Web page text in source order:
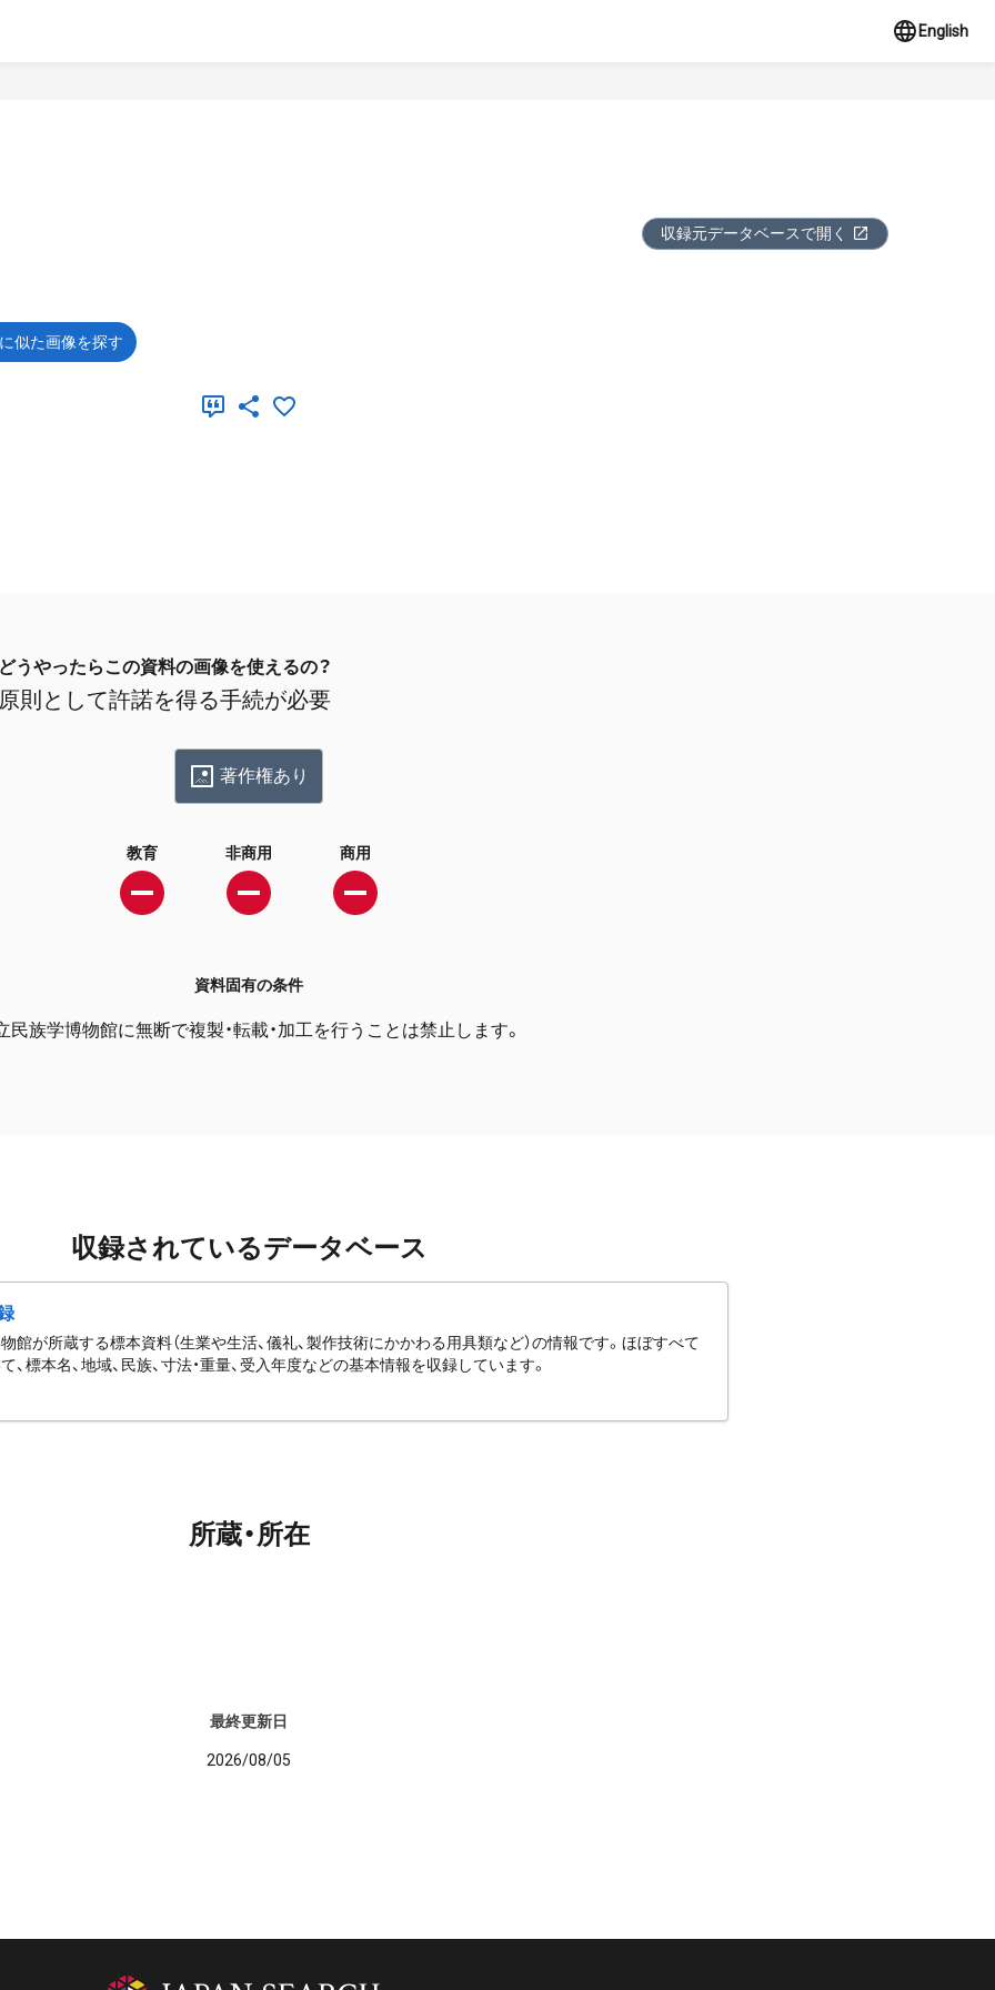
English
収録元データベースで開く
似た画像を探す
どうやったらこの資料の画像を使えるの？
原則として許諾を得る手続が必要
著作権あり
教育 非商用 商用
資料固有の条件
民族学博物館に無断で複製・転載・加工を行うことは禁止します。
収録されているデータベース
館が所蔵する標本資料（生業や生活、儀礼、製作技術にかかわる用具類など）の情報です。ほぼすべて
、標本名、地域、民族、寸法・重量、受入年度などの基本情報を収録しています。
所蔵・所在
最終更新日
2026/08/05